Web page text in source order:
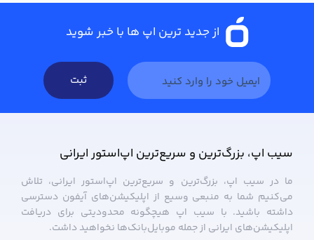
از جدید ترین اپ ها با خبر شوید
ثبت
سیب ‌اپ، بزرگ‌ترین و سریع‌ترین اپ‌استور ایرانی
ما در سیب ‌اپ، بزرگ‌ترین و سریع‌ترین اپ‌استور ایرانی، تلاش
می‌کنیم شما به منبعی وسیع از اپلیکیشن‌های آیفون دسترسی
داشته باشید. با سیب ‌اپ هیچگونه محدودیتی برای دریافت
اپلیکیشن‌های ایرانی از جمله موبایل‌بانک‌ها نخواهید داشت.